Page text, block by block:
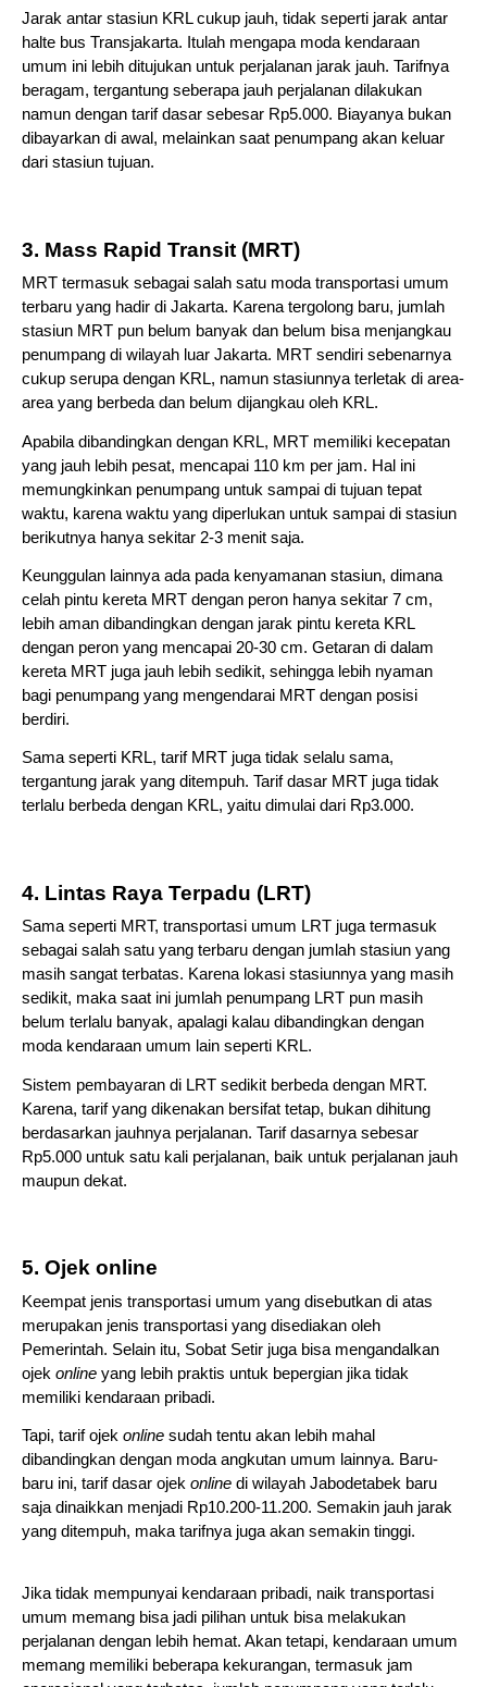
Jarak antar stasiun KRL cukup jauh, tidak seperti jarak antar
halte bus Transjakarta. Itulah mengapa moda kendaraan
umum ini lebih ditujukan untuk perjalanan jarak jauh. Tarifnya
beragam, tergantung seberapa jauh perjalanan dilakukan
namun dengan tarif dasar sebesar Rp5.000. Biayanya bukan
dibayarkan di awal, melainkan saat penumpang akan keluar
dari stasiun tujuan.
3. Mass Rapid Transit (MRT)
MRT termasuk sebagai salah satu moda transportasi umum
terbaru yang hadir di Jakarta. Karena tergolong baru, jumlah
stasiun MRT pun belum banyak dan belum bisa menjangkau
penumpang di wilayah luar Jakarta. MRT sendiri sebenarnya
cukup serupa dengan KRL, namun stasiunnya terletak di area-
area yang berbeda dan belum dijangkau oleh KRL.
Apabila dibandingkan dengan KRL, MRT memiliki kecepatan
yang jauh lebih pesat, mencapai 110 km per jam. Hal ini
memungkinkan penumpang untuk sampai di tujuan tepat
waktu, karena waktu yang diperlukan untuk sampai di stasiun
berikutnya hanya sekitar 2-3 menit saja.
Keunggulan lainnya ada pada kenyamanan stasiun, dimana
celah pintu kereta MRT dengan peron hanya sekitar 7 cm,
lebih aman dibandingkan dengan jarak pintu kereta KRL
dengan peron yang mencapai 20-30 cm. Getaran di dalam
kereta MRT juga jauh lebih sedikit, sehingga lebih nyaman
bagi penumpang yang mengendarai MRT dengan posisi
berdiri.
Sama seperti KRL, tarif MRT juga tidak selalu sama,
tergantung jarak yang ditempuh. Tarif dasar MRT juga tidak
terlalu berbeda dengan KRL, yaitu dimulai dari Rp3.000.
4. Lintas Raya Terpadu (LRT)
Sama seperti MRT, transportasi umum LRT juga termasuk
sebagai salah satu yang terbaru dengan jumlah stasiun yang
masih sangat terbatas. Karena lokasi stasiunnya yang masih
sedikit, maka saat ini jumlah penumpang LRT pun masih
belum terlalu banyak, apalagi kalau dibandingkan dengan
moda kendaraan umum lain seperti KRL.
Sistem pembayaran di LRT sedikit berbeda dengan MRT.
Karena, tarif yang dikenakan bersifat tetap, bukan dihitung
berdasarkan jauhnya perjalanan. Tarif dasarnya sebesar
Rp5.000 untuk satu kali perjalanan, baik untuk perjalanan jauh
maupun dekat.
5. Ojek online
Keempat jenis transportasi umum yang disebutkan di atas
merupakan jenis transportasi yang disediakan oleh
Pemerintah. Selain itu, Sobat Setir juga bisa mengandalkan
ojek online yang lebih praktis untuk bepergian jika tidak
memiliki kendaraan pribadi.
Tapi, tarif ojek online sudah tentu akan lebih mahal
dibandingkan dengan moda angkutan umum lainnya. Baru-
baru ini, tarif dasar ojek online di wilayah Jabodetabek baru
saja dinaikkan menjadi Rp10.200-11.200. Semakin jauh jarak
yang ditempuh, maka tarifnya juga akan semakin tinggi.
Jika tidak mempunyai kendaraan pribadi, naik transportasi
umum memang bisa jadi pilihan untuk bisa melakukan
perjalanan dengan lebih hemat. Akan tetapi, kendaraan umum
memang memiliki beberapa kekurangan, termasuk jam